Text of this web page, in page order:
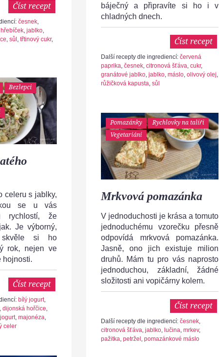
Číst recept
česnek,
hřebíček, jablko,
, sůl , třtinový cukr,
báječný a připravíte si ho i v
chladných dnech.
Číst recept
Další recepty dle ingrediencí: červená
paprika, česnek, citronová šťáva, cukr,
granátové jablko, jablko, máslo, olivový olej,
růžičková kapusta, sůl
Bezlepci
celeru s jablky,
se u vás
rychlostí, že
Je výborný,
skvěle si ho
rok, nejen ve
hojnosti.
Číst recept
bílý jogurt,
dijonská hořčice
jogurt, majonéza
celer
Pomazánky
Rychlovky na talíři
Vegetariáni
Mrkvová pomazánka
V jednoduchosti je krása a tomuto
jednoduchému vzorečku přesně
odpovídá mrkvová pomazánka.
Jasně, ono jich existuje milion
druhů. Mám tu pro vás naprosto
jednoduchou, základní, žádné
složitosti ani vopičárny kolem.
Číst recept
Další recepty dle ingrediencí: česnek
citronová šťáva jablko lučina mrkev,
pažitka petržel pomazánkové máslo